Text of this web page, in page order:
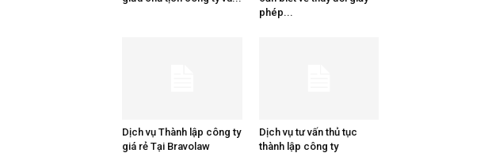
phép...
Dịch vụ Thành lập công ty
giá rẻ Tại Bravolaw
Dịch vụ tư vấn thủ tục
thành lập công ty